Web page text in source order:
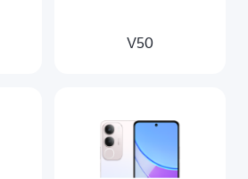
V50